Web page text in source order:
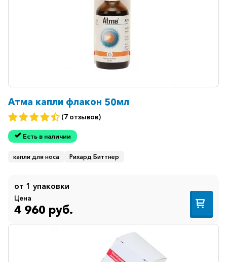
Атма капли флакон 50мл
(7 отзывов)
Есть в наличии
капли для носа Рихард Биттнер
от 1 упаковки
Цена
4 960 руб.